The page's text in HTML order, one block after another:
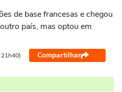
de base francesas e chegou
país, mas optou em
Compartilhar